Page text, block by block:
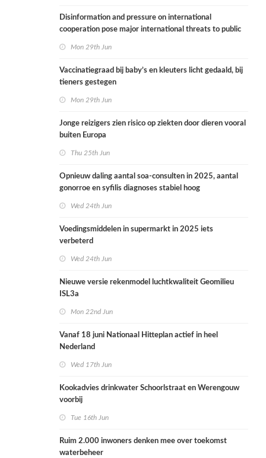
Disinformation and pressure on international
cooperation pose major international threats to public
Mon 29th Jun
Vaccinatiegraad bij baby’s en kleuters licht gedaald, bij
tieners gestegen
Mon 29th Jun
Jonge reizigers zien risico op ziekten door dieren vooral
buiten Europa
Thu 25th Jun
Opnieuw daling aantal soa-consulten in 2025, aantal
gonorroe en syfilis diagnoses stabiel hoog
Wed 24th Jun
Voedingsmiddelen in supermarkt in 2025 iets
verbeterd
Wed 24th Jun
Nieuwe versie rekenmodel luchtkwaliteit Geomilieu
ISL3a
Mon 22nd Jun
Vanaf 18 juni Nationaal Hitteplan actief in heel
Nederland
Wed 17th Jun
Kookadvies drinkwater Schoorlstraat en Werengouw
voorbij
Tue 16th Jun
Ruim 2.000 inwoners denken mee over toekomst
waterbeheer